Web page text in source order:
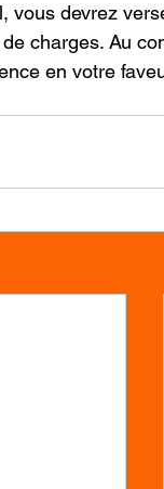
vous devrez
charges. Au
en votre